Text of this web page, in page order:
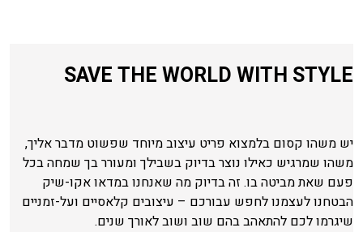
SAVE THE WORLD WITH STYLE
יש משהו קסום בלמצוא פריט עיצוב מיוחד שפשוט מדבר אליך,
משהו שמרגיש כאילו נוצר בדיוק בשבילך ומעורר בך שמחה בכל
פעם שאת מביטה בו. זה בדיוק מה שאנחנו במדאו אקו-שיק
הבטחנו לעצמנו לחפש עבורכם – עיצובים קלאסיים ועל-זמניים
שיגרמו לכם להתאהב בהם שוב ושוב לאורך שנים.